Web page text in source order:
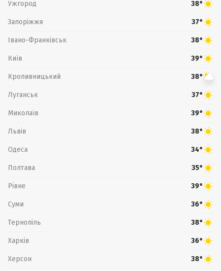
Ужгород 38°
Запоріжжя 37°
Івано-Франківськ 38°
Київ 39°
Кропивницький 38°
Луганськ 37°
Миколаїв 39°
Львів 38°
Одеса 34°
Полтава 35°
Рівне 39°
Суми 36°
Тернопіль 38°
Харків 36°
Херсон 38°